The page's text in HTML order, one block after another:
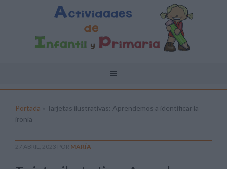
Portada » Tarjetas ilustrativas: Aprendemos a identificar la
ironía
27 ABRIL, 2023 POR MARÍA